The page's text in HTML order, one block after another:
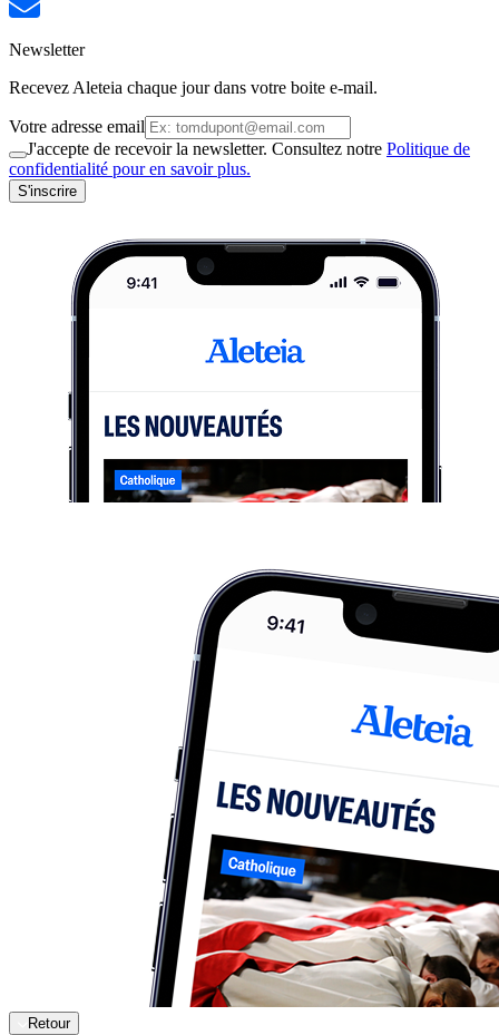
Newsletter
Recevez Aleteia chaque jour dans votre boite e-mail.
Votre adresse email
J'accepte de recevoir la newsletter. Consultez notre Politique de
confidentialité pour en savoir plus.
S'inscrire
Retour